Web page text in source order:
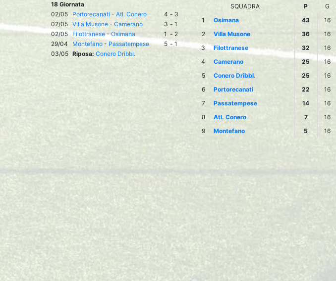
18 Giornata
02/05
Portorecanati - Atl. Conero 4 - 3
02/05 Villa Musone - Camerano 3 - 1
02/05
Filottranese-Osimana 1 - 2
29/04
Montefano - Passatempese 5 - 1
03/05 Riposa: Conero Dribbl.
SQUADRA P G
1
Osimana 43 16
2
Villa Musone 36 16
3
Filottranese 32 16
4
Camerano 25 16
5
Conero Dribbl. 25 16
6
Portorecanati 22 16
7
Passatempese 14 16
8
Atl. Conero 7 16
9
Montefano 5 16